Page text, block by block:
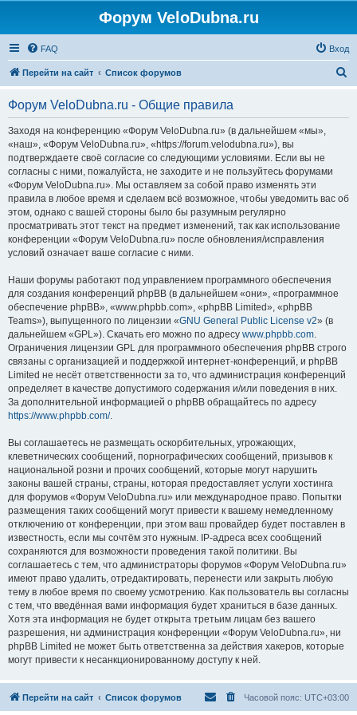
Форум VeloDubna.ru
FAQ Вход
Перейти на сайт Список форумов
Форум VeloDubna.ru - Общие правила
Заходя на конференцию «Форум VeloDubna.ru» (в дальнейшем «мы»,
«наш», «Форум VeloDubna.ru», «https://forum.velodubna.ru»), вы
подтверждаете своё согласие со следующими условиями. Если вы не
согласны с ними, пожалуйста, не заходите и не пользуйтесь форумами
«Форум VeloDubna.ru». Мы оставляем за собой право изменять эти
правила в любое время и сделаем всё возможное, чтобы уведомить вас об
этом, однако с вашей стороны было бы разумным регулярно
просматривать этот текст на предмет изменений, так как использование
конференции «Форум VeloDubna.ru» после обновления/исправления
условий означает ваше согласие с ними.
Наши форумы работают под управлением программного обеспечения
для создания конференций phpBB (в дальнейшем «они», «программное
обеспечение phpBB», «www.phpbb.com», «phpBB Limited», «phpBB
Teams»), выпущенного по лицензии «GNU General Public License v2» (в
дальнейшем «GPL»). Скачать его можно по адресу www.phpbb.com.
Ограничения лицензии GPL для программного обеспечения phpBB строго
связаны с организацией и поддержкой интернет-конференций, и phpBB
Limited не несёт ответственности за то, что администрация конференций
определяет в качестве допустимого содержания и/или поведения в них.
За дополнительной информацией о phpBB обращайтесь по адресу
https://www.phpbb.com/.
Вы соглашаетесь не размещать оскорбительных, угрожающих,
клеветнических сообщений, порнографических сообщений, призывов к
национальной розни и прочих сообщений, которые могут нарушить
законы вашей страны, страны, которая предоставляет услуги хостинга
для форумов «Форум VeloDubna.ru» или международное право. Попытки
размещения таких сообщений могут привести к вашему немедленному
отключению от конференции, при этом ваш провайдер будет поставлен в
известность, если мы сочтём это нужным. IP-адреса всех сообщений
сохраняются для возможности проведения такой политики. Вы
соглашаетесь с тем, что администраторы форумов «Форум VeloDubna.ru»
имеют право удалить, отредактировать, перенести или закрыть любую
тему в любое время по своему усмотрению. Как пользователь вы согласны
с тем, что введённая вами информация будет храниться в базе данных.
Хотя эта информация не будет открыта третьим лицам без вашего
разрешения, ни администрация конференции «Форум VeloDubna.ru», ни
phpBB Limited не может быть ответственна за действия хакеров, которые
могут привести к несанкционированному доступу к ней.
Перейти на сайт Список форумов Часовой пояс: UTC+03:00